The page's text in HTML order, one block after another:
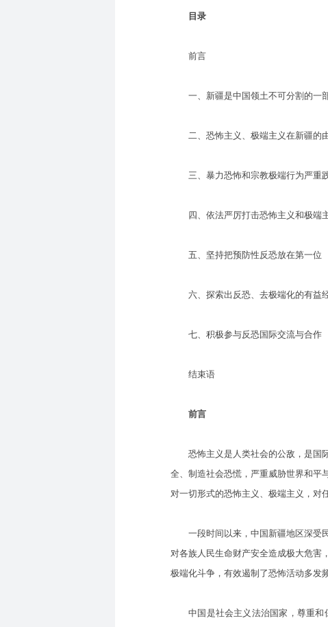
目录
前言
一、新疆是中国领土不可分割的一
二、恐怖主义、极端主义在新疆的
三、暴力恐怖和宗教极端行为严重
四、依法严厉打击恐怖主义和极端
五、坚持把预防性反恐放在第一位
六、探索出反恐、去极端化的有益
七、积极参与反恐国际交流与合作
结束语
前言
恐怖主义是人类社会的公敌，是国际
全、制造社会恐慌，严重威胁世界和平
对一切形式的恐怖主义、极端主义，对
一段时间以来，中国新疆地区深受民
对各族人民生命财产安全造成极大危害
极端化斗争，有效遏制了恐怖活动多发
中国是社会主义法治国家，尊重和